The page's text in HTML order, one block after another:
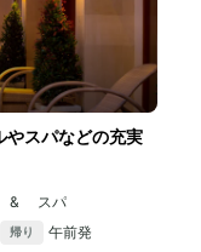
やスパなどの充実
& スパ
帰り 午前発